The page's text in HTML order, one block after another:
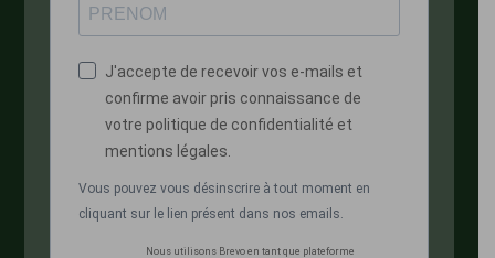
J'accepte de recevoir vos e-mails et
confirme avoir pris connaissance de
votre politique de confidentialité et
mentions légales.
Vous pouvez vous désinscrire à tout moment en
cliquant sur le lien présent dans nos emails.
Nous utilisons Brevo en tant que plateforme